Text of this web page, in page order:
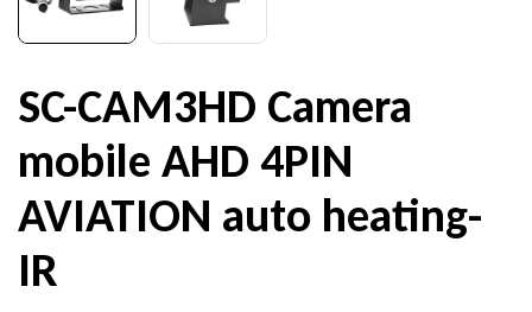
SC-CAM3HD Camera
mobile AHD 4PIN
AVIATION auto heating-
IR